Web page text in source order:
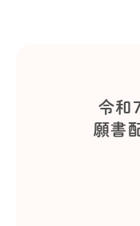
令和
願書